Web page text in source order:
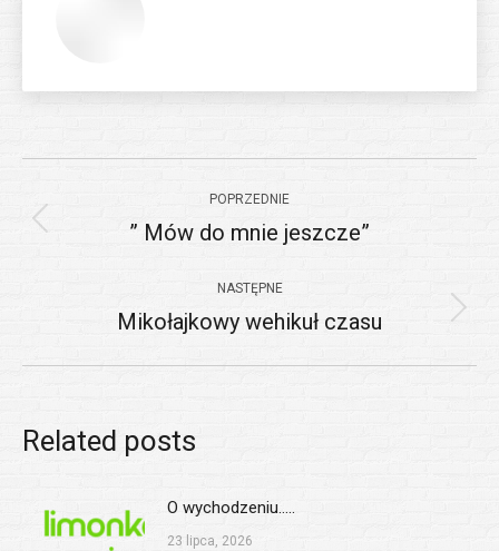
wpisów
POPRZEDNIE
Poprzedni
” Mów do mnie jeszcze”
NASTĘPNE
Następny
Mikołajkowy wehikuł czasu
Related posts
O wychodzeniu…..
23 lipca, 2026